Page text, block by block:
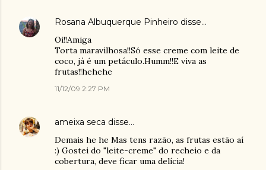
Rosana Albuquerque Pinheiro disse…
Oi!!Amiga
Torta maravilhosa!!Só esse creme com leite de
coco, já é um petáculo.Humm!!E viva as
frutas!!hehehe
11/12/09 2:27 PM
ameixa seca disse…
Demais he he Mas tens razão, as frutas estão aí
:) Gostei do "leite-creme" do recheio e da
cobertura, deve ficar uma delícia!